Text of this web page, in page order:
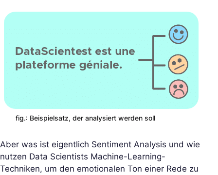
fig.: Beispielsatz, der analysiert werden soll
Aber was ist eigentlich Sentiment Analysis und wie
nutzen Data Scientists Machine-Learning-
Techniken, um den emotionalen Ton einer Rede zu